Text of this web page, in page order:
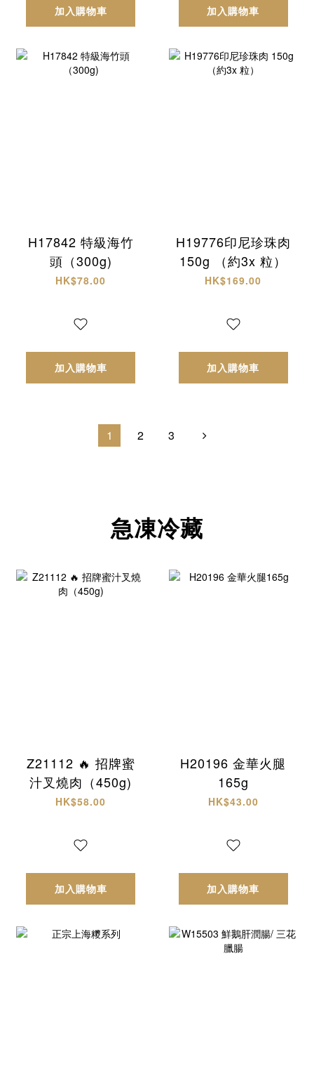
加入購物車 加入購物車
H17842 特級海竹
頭（300g)
HK$78.00
加入購物車
H19776印尼珍珠肉
150g （約3x 粒）
HK$169.00
加入購物車
1 2 3
急凍冷藏
Z21112 🔥 招牌蜜
汁叉燒肉（450g)
HK$58.00
加入購物車
H20196 金華火腿
165g
HK$43.00
加入購物車